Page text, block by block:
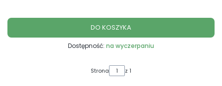
DO KOSZYKA
Dostępność: na wyczerpaniu
Strona z 1